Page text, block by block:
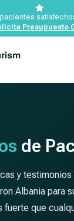
Presupuesto
de
y
Albania para
fuerte que